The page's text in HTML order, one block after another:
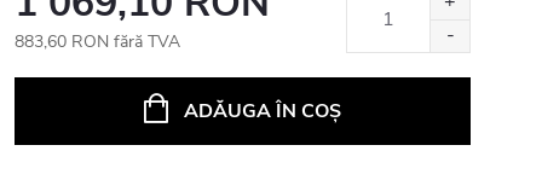
883,60 RON fără TVA
ADĂUGA ÎN COŞ